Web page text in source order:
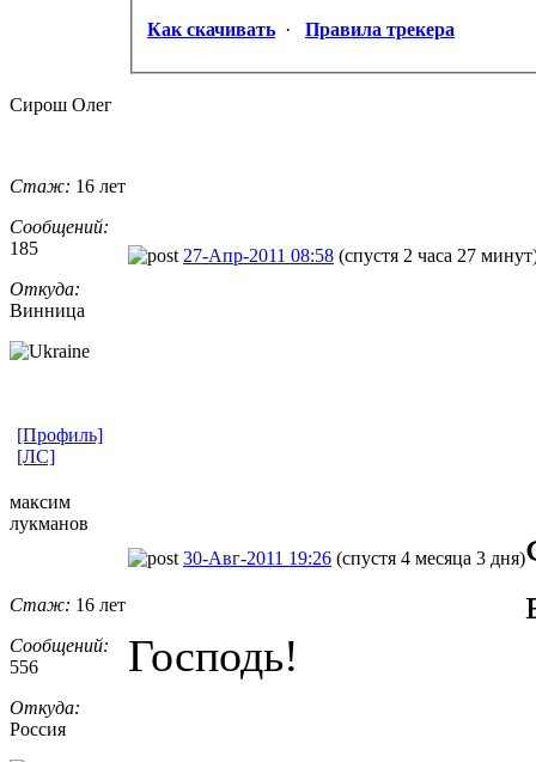
Как скачивать · Правила трекера
Сирош Олег
Стаж: 16 лет
Сообщений:
185
Откуда:
Винница
27-Апр-2011 08:58 (спустя 2 часа 27
[Профиль]
[ЛС]
максим
лукманов
Стаж: 16 лет
Сообщений:
556
Откуда:
Россия
30-Авг-2011 19:26 (спустя 4 месяца 3 дня)
Господь!